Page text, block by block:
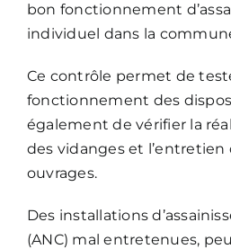
bon fonctionnement
individuel dans la
Ce contrôle permet de
fonctionnement des
également de vérifier la
des vidanges et
ouvrages.
Des installations
(ANC) mal entretenues,